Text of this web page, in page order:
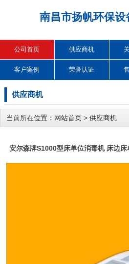
南昌市扬帆环保设
公司首页 供应商机
客户案例 荣誉认证
供应商机
当前所在位置： 网站首页 > 供应商机
安尔森牌S1000型床单位消毒机 床边